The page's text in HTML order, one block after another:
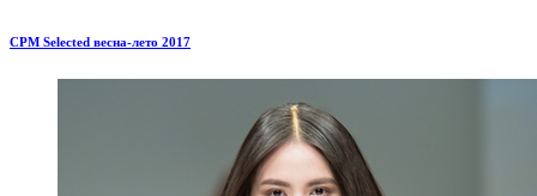
CPM Selected весна-лето 2017